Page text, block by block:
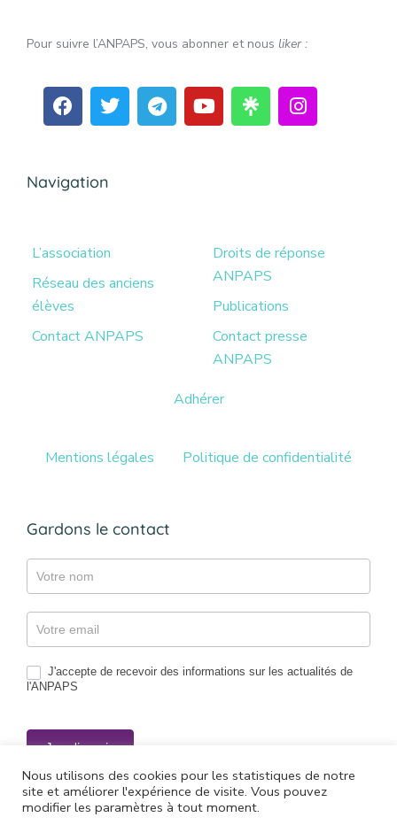
Pour suivre l’ANPAPS, vous abonner et nous liker :
Navigation
L’association
Réseau des anciens
élèves
Contact ANPAPS
Droits de réponse
ANPAPS
Publications
Contact presse
ANPAPS
Adhérer
Mentions légales Politique de confidentialité
Gardons le contact
Gazette
J'accepte de recevoir des informations sur les actualités de
l'ANPAPS
Je m'inscris
Nous utilisons des cookies pour les statistiques de notre
site et améliorer l'expérience de visite. Vous pouvez
modifier les paramètres à tout moment.